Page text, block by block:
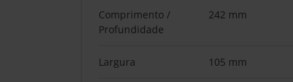
Comprimento /
Profundidade
242 mm
Largura 105 mm